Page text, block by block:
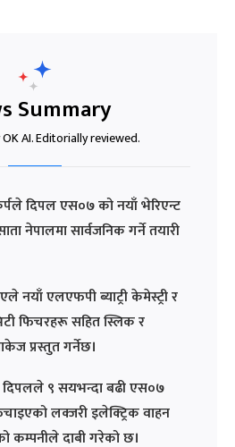
Summary
AI. Editorially reviewed.
दिपल एस०७ को नयाँ भेरिएन्ट
नेपालमा सार्वजनिक गर्ने तयारी
एलएफपी ब्याट्री केमेस्ट्री र
फिचरहरू सहित स्लिक र
प्रस्तुत गर्नेछ।
दिपलले ९ सयभन्दा बढी एस०७
लक्जरी इलेक्ट्रिक वाहन
कम्पनीले दाबी गरेको छ।